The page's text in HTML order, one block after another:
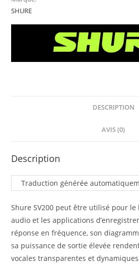
SHURE
DESCRIPTION
AVIS (0)
Description
Shure SV200 peut être utilisé pour le
audio et les applications
réponse en fréquence, son
sa puissance de sortie élevée
vocales transparentes et